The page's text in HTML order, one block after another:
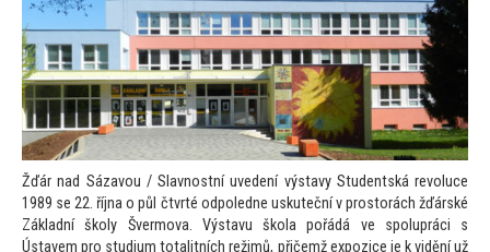
Žďár nad Sázavou / Slavnostní uvedení výstavy Studentská revoluce
1989 se 22. října o půl čtvrté odpoledne uskuteční v prostorách žďárské
Základní školy Švermova. Výstavu škola pořádá ve spolupráci s
Ústavem pro studiumtotalitních režimů, přičemž expozice je k vidění už